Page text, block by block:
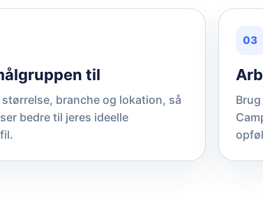
til
størrelse, branche og lokation, så
bedre til jeres ideelle
03